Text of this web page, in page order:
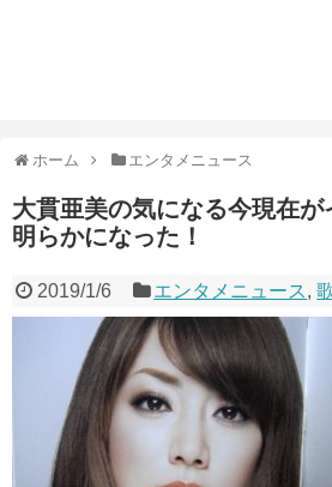
ホーム エンタメニュース
大貫亜美の気になる今現在
明らかになった！
2019/1/6 エンタメニュース,